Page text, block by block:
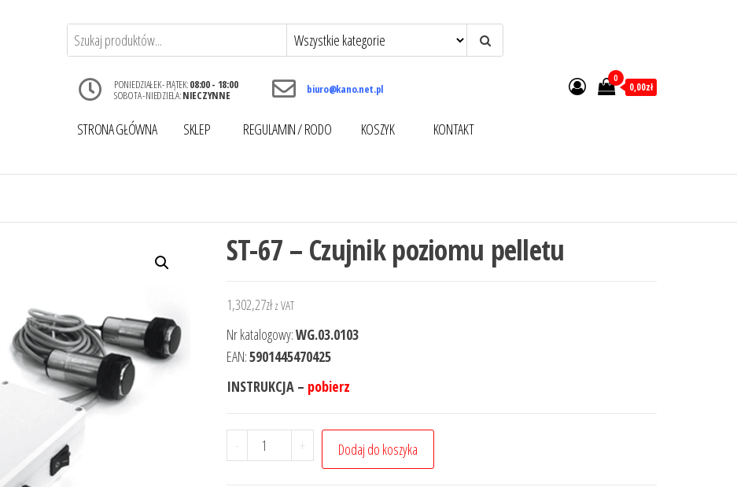
PONIEDZIAŁEK - PIĄTEK:08:00 - 18:00
SOBOTA - NIEDZIELA:NIECZYNNE biuro@kano.net.pl
STRONA GŁÓWNA SKLEP REGULAMIN / RODO KOSZYK KONTAKT
0
0,00zł
ST-67 – Czujnik poziomu pelletu
1,302,27zł z VAT
Nr katalogowy:WG.03.0103
EAN:5901445470425
INSTRUKCJA – pobierz
- + Dodaj do koszyka